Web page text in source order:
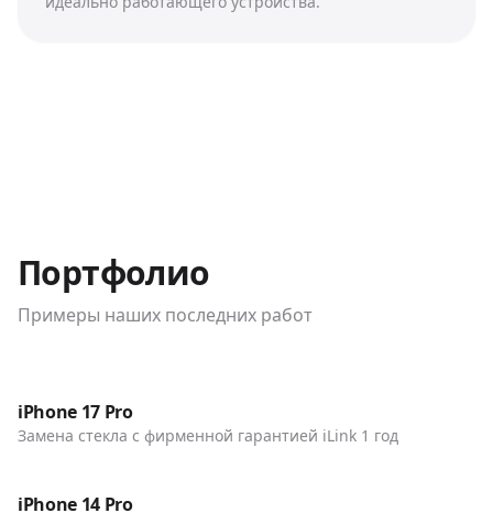
Портфолио
Примеры наших последних работ
Телефоны
iPhone 17 Pro
Замена стекла с фирменной гарантией iLink 1 год
Телефоны
До / После
iPhone 14 Pro